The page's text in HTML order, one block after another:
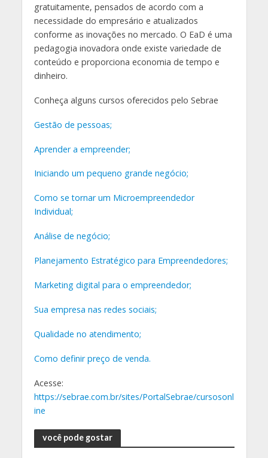
gratuitamente, pensados de acordo com a
necessidade do empresário e atualizados
conforme as inovações no mercado. O EaD é uma
pedagogia inovadora onde existe variedade de
conteúdo e proporciona economia de tempo e
dinheiro.
Conheça alguns cursos oferecidos pelo Sebrae
Gestão de pessoas;
Aprender a empreender;
Iniciando um pequeno grande negócio;
Como se tornar um Microempreendedor
Individual;
Análise de negócio;
Planejamento Estratégico para Empreendedores;
Marketing digital para o empreendedor;
Sua empresa nas redes sociais;
Qualidade no atendimento;
Como definir preço de venda.
Acesse:
https://sebrae.com.br/sites/PortalSebrae/cursosonl
ine
você pode gostar